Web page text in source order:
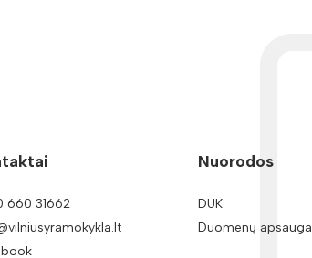
660 31662
Nuorodos
DUK
Duomenų apsauga